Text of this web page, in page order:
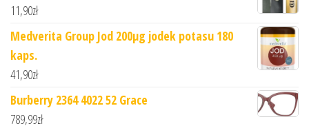
11,90zł
Medverita Group Jod 200µg jodek potasu 180
kaps.
41,90zł
Burberry 2364 4022 52 Grace
789,99zł